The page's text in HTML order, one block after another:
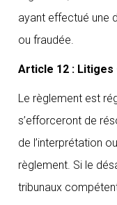
ayant effectué une
ou fraudée.
Article 12 : Litiges
Le règlement est
s’efforceront de
de l’interprétation
règlement. Si le
tribunaux